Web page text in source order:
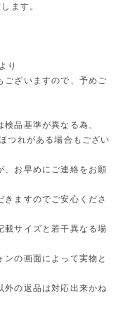
ます。
り
ざいますので、予めご
品基準が異なる為、
つれがある場合もござい
、お早めにご連絡をお願
きますのでご安心くださ
載サイズと若干異なる場
ンの画面によって実物と
外の返品は対応出来かね